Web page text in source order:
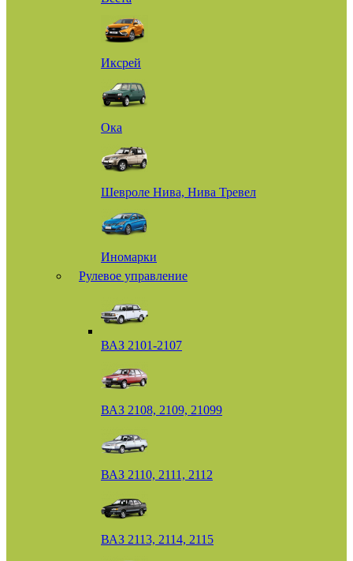
Иксрей
Ока
Шевроле Нива, Нива Тревел
Иномарки
Рулевое управление
ВАЗ 2101-2107
ВАЗ 2108, 2109, 21099
ВАЗ 2110, 2111, 2112
ВАЗ 2113, 2114, 2115